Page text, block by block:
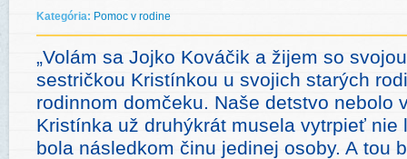
Kategória: Pomoc v rodine
„Volám sa Jojko Kováčik a žijem so
sestričkou Kristínkou u svojich starých
rodinnom domčeku. Naše detstvo nebolo
Kristínka už druhýkrát musela vytrpieť nie
bola následkom činu jedinej osoby. A tou